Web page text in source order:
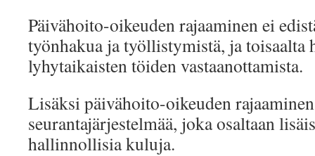
Päivähoito-oikeuden rajaaminen ei
työnhakua ja työllistymistä, ja toisaalta
lyhytaikaisten töiden vastaanottamista.
Lisäksi päivähoito-oikeuden
seurantajärjestelmää, joka osaltaan
hallinnollisia kuluja.